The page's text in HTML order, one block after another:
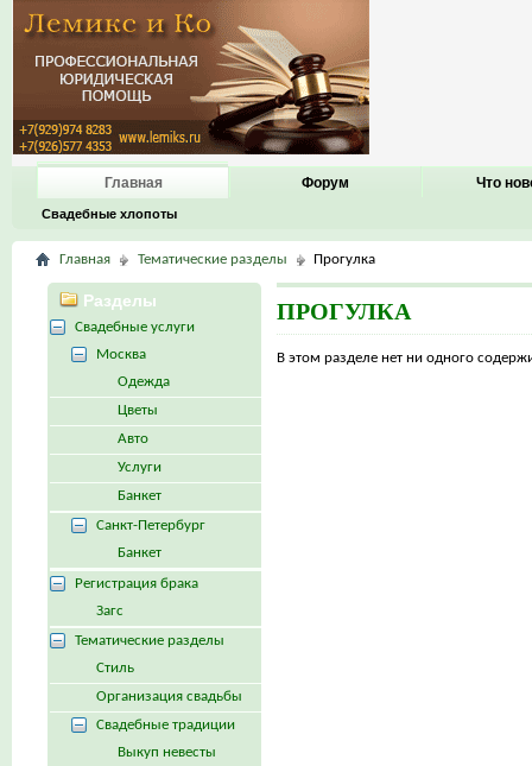
Главная
Свадебные хлопоты
Форум Что
Главная Тематические разделы Прогулка
ПРОГУЛКА
В этом разделе нет ни одного
Разделы
Свадебные услуги
Москва
Одежда
Цветы
Авто
Услуги
Банкет
Санкт-Петербург
Банкет
Регистрация брака
Загс
Тематические разделы
Стиль
Организация свадьбы
Свадебные традиции
Выкуп невесты